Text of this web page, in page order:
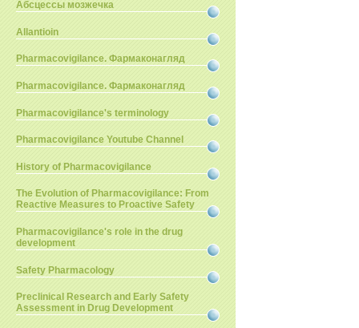
Абсцессы мозжечка
Allantioin
Pharmacovigilance. Фармаконагляд
Pharmacovigilance. Фармаконагляд
Pharmacovigilance's terminology
Pharmacovigilance Youtube Channel
History of Pharmacovigilance
The Evolution of Pharmacovigilance: From
Reactive Measures to Proactive Safety
Pharmacovigilance's role in the drug
development
Safety Pharmacology
Preclinical Research and Early Safety
Assessment in Drug Development